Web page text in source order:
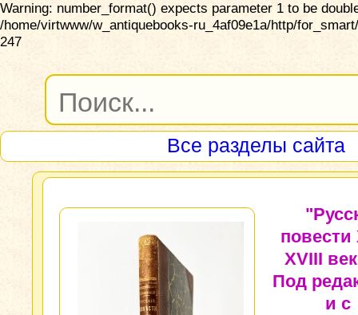
Warning: number_format() expects parameter 1 to be
/home/virtwww/w_antiquebooks-ru_4af09e1a/http/
247
Все разделы сайта
повести
XVIII
Под
и с